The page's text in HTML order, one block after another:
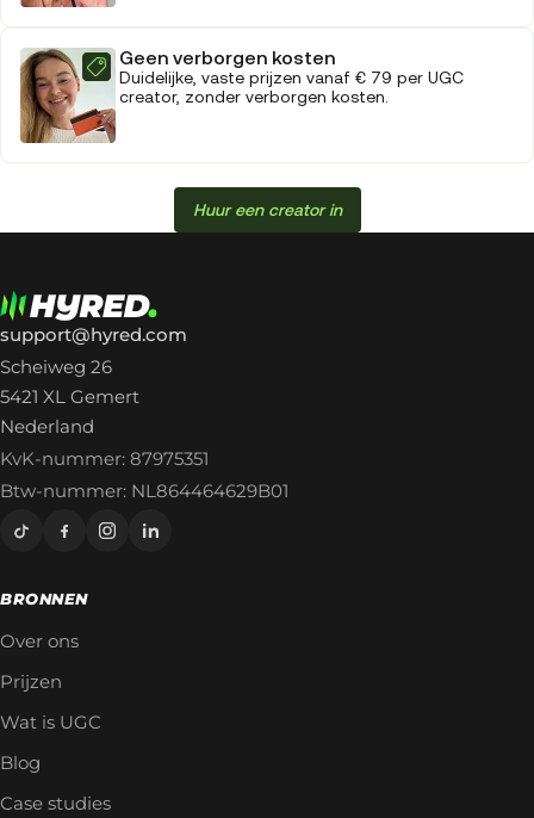
Geen verborgen kosten
Duidelijke, vaste prijzen vanaf € 79 per UGC
creator, zonder verborgen kosten.
Huur een creator in
support@hyred.com
Scheiweg 26
5421 XL Gemert
Nederland
KvK-nummer: 87975351
Btw-nummer: NL864464629B01
BRONNEN
Over ons
Prijzen
Wat is UGC
Blog
Case studies